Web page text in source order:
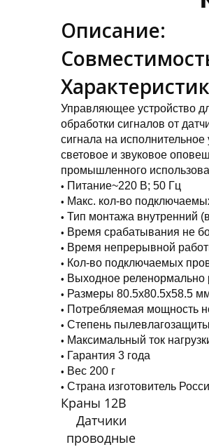
Описание:
Управляющее устройство
обработки сигналов от
сигнала на
световое и звуковое
промышленного
Питание~220 В; 50 Гц
Макс. кол-во
Тип монтажа внутренний
Время срабатывания не
Время непрерывной
Кол-во подключаемых
Выходное реленормально
Размеры 80.5х80.5х58.5
Потребляемая мощность
Степень
Максимальный ток
Гарантия 3 года
Вес 200 г
Страна изготовитель
Краны 12В
Датчики
проводные